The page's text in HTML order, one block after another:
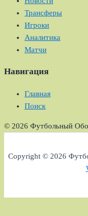
Трансферы
Игроки
Аналитика
Матчи
Навигация
Главная
Поиск
© 2026 Футбольный
Copyright © 2026